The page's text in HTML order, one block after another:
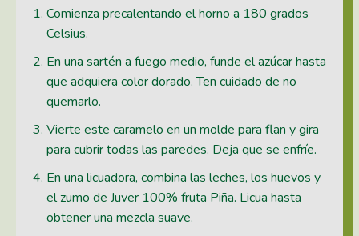
Comienza precalentando el horno a 180 grados
Celsius.
En una sartén a fuego medio, funde el azúcar hasta
que adquiera color dorado. Ten cuidado de no
quemarlo.
Vierte este caramelo en un molde para flan y gira
para cubrir todas las paredes. Deja que se enfríe.
En una licuadora, combina las leches, los huevos y
el zumo de Juver 100% fruta Piña. Licua hasta
obtener una mezcla suave.